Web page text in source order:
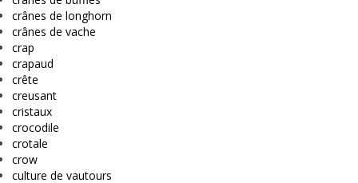
crânes de longhorn
crânes de vache
crap
crapaud
crête
creusant
cristaux
crocodile
crotale
crow
culture de vautours